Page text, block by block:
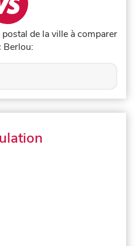
de la ville à comparer
Berlou: